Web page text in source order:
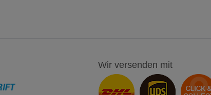
Wir versenden mit